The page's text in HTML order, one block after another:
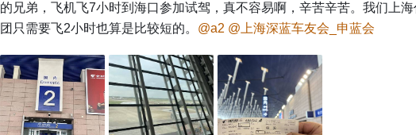
的兄弟，飞机飞7小时到海口参加试驾，真不容易啊，辛苦辛苦。我们上
团只需要飞2小时也算是比较短的。 @a2 @上海深蓝车友会_申蓝会